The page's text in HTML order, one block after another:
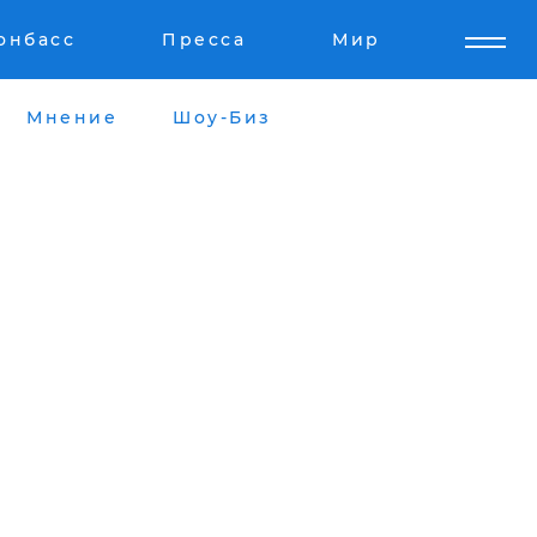
Пресса Мир
Мнение Шоу-Биз